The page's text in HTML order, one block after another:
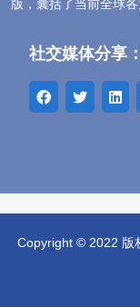
版，囊括了当前全球
社交媒体分享：
Copyright © 2022 版